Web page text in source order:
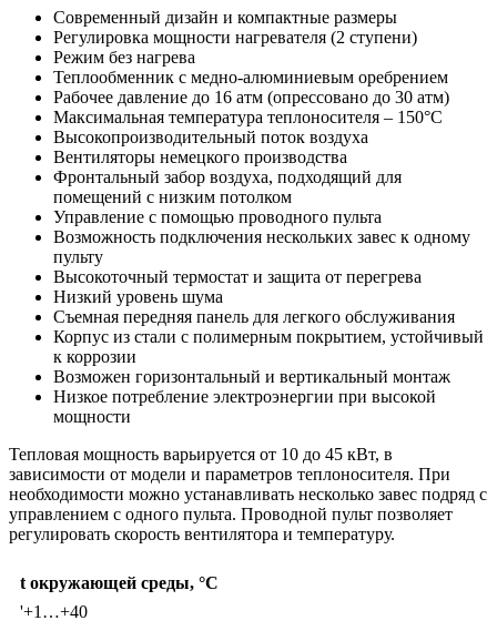
Современный дизайн и компактные размеры
Регулировка мощности нагревателя (2 ступени)
Режим без нагрева
Теплообменник с медно-алюминиевым оребрением
Рабочее давление до 16 атм (опрессовано до 30 атм)
Максимальная температура теплоносителя – 150°C
Высокопроизводительный поток воздуха
Вентиляторы немецкого производства
Фронтальный забор воздуха, подходящий для
помещений с низким потолком
Управление с помощью проводного пульта
Возможность подключения нескольких завес к одному
пульту
Высокоточный термостат и защита от перегрева
Низкий уровень шума
Съемная передняя панель для легкого обслуживания
Корпус из стали с полимерным покрытием, устойчивый
к коррозии
Возможен горизонтальный и вертикальный монтаж
Низкое потребление электроэнергии при высокой
мощности
Тепловая мощность варьируется от 10 до 45 кВт, в
зависимости от модели и параметров теплоносителя. При
необходимости можно устанавливать несколько завес подряд с
управлением с одного пульта. Проводной пульт позволяет
регулировать скорость вентилятора и температуру.
t окружающей среды, °C
'+1…+40